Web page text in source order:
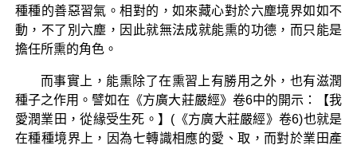
種種的善惡習氣。相對的，如來藏心對於六塵境界如如不
動，不了別六塵，因此就無法成就能熏的功德，而只能是
擔任所熏的角色。
而事實上，能熏除了在熏習上有勝用之外，也有滋潤
種子之作用。譬如在《方廣大莊嚴經》卷6中的開示：【我
愛潤業田，從緣受生死。】(《方廣大莊嚴經》卷6)也就是
在種種境界上，因為七轉識相應的愛、取，而對於業田產